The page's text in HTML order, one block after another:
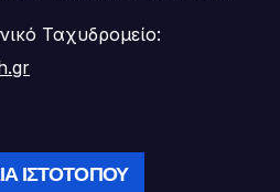
Ταχυδρομείο:
ΙΣΤΟΤΌΠΟΥ